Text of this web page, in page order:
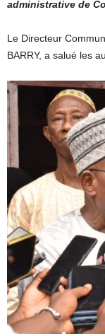
administrative de
Le Directeur
BARRY, a salué les